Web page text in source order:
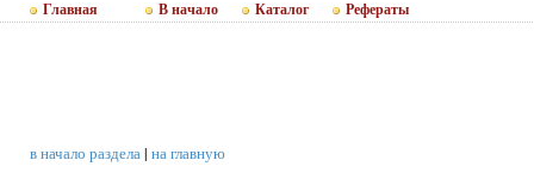
Главная В начало Каталог Рефераты
в начало раздела| на главную